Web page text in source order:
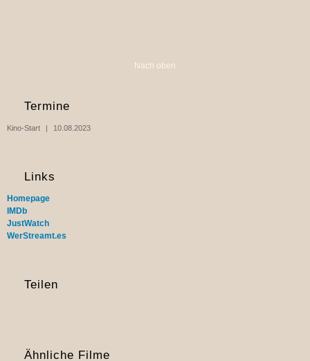
Nach oben
Termine
Kino-Start 10.08.2023
Links
Homepage
IMDb
JustWatch
WerStreamt.es
Teilen
Ähnliche Filme